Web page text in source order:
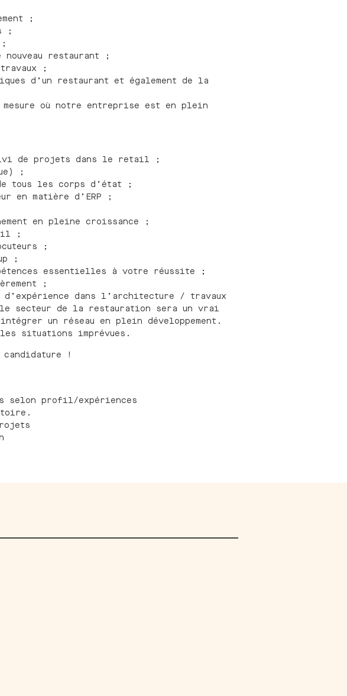
;
;
;
nouveau restaurant ;
;
d’un restaurant et également de la
où notre entreprise est en plein
de projets dans le retail ;
;
tous les corps d’état ;
en matière d’ERP ;
en pleine croissance ;
;
;
;
essentielles à votre réussite ;
;
d’expérience dans l’architecture / travaux
le secteur de la restauration sera un vrai
un réseau en plein développement.
situations imprévues.
candidature !
selon profil/expériences